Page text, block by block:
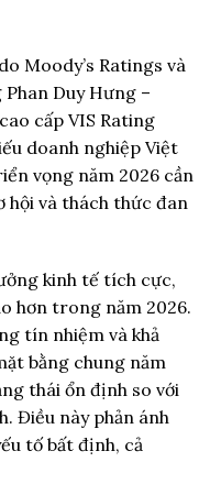
Moody’s Ratings và
Duy Hưng –
cấp VIS Rating
doanh nghiệp Việt
vọng năm 2026 cần
hội và thách thức đan
kinh tế tích cực,
hơn trong năm 2026.
tín nhiệm và khả
bằng chung năm
thái ổn định so với
Điều này phản ánh
tố bất định, cả